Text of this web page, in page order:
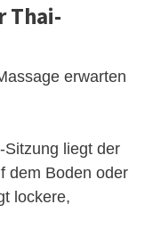
Thai-
erwarten
liegt der
dem Boden oder
lockere,